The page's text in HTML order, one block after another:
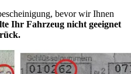
bevor wir Ihnen
Ihr Fahrzeug nicht geeignet